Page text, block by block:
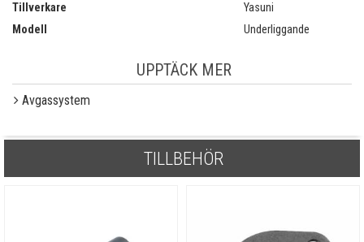
Tillverkare
Yasuni
Modell
Underliggande
UPPTÄCK MER
Avgassystem
TILLBEHÖR